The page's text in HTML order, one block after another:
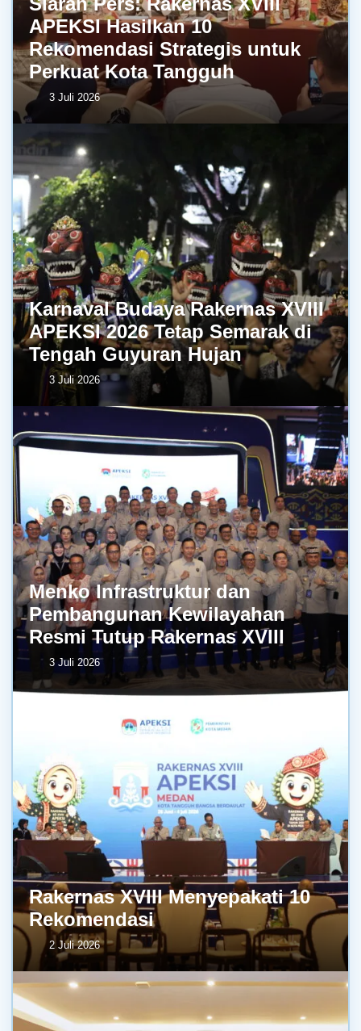
APEKSI Hasilkan 10
Rekomendasi Strategis untuk
Perkuat Kota Tangguh
3 Juli 2026
Karnaval Budaya Rakernas XVIII
APEKSI 2026 Tetap Semarak di
Tengah Guyuran Hujan
3 Juli 2026
Menko Infrastruktur dan
Pembangunan Kewilayahan
Resmi Tutup Rakernas XVIII
3 Juli 2026
Rakernas XVIII Menyepakati 10
Rekomendasi
2 Juli 2026